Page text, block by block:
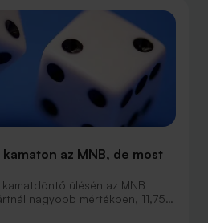
az MNB, de most
ülésén az MNB
nagyobb mértékben, 11,75
emelte a jegybanki